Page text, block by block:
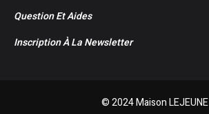
Question Et Aides
Inscription À La Newsletter
© 2024 Maison LEJEUNE